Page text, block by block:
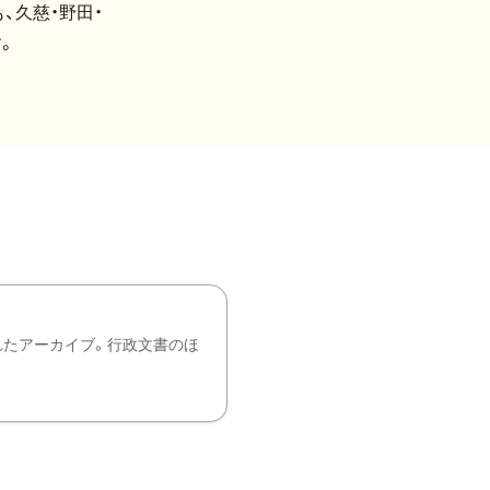
慈・野田・
アーカイブ。行政文書のほ